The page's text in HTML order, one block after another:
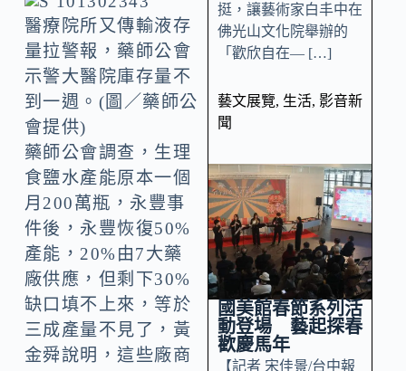
醫療院所又傳輸液存
量拉警報，藥師公會
示警大醫院庫存量不
到一週。(圖／藥師公
會提供)
藥師公會調查，生理
食鹽水產能原本一個
月200萬瓶，永豐事
件後，永豐恢復50%
產能，20%由7大藥
廠供應，但剩下30%
缺口填不上來，等於
三成產量不見了，黃
金舜說明，這些廠商
挺，讓藝術家白丰中在
佛光山文化院舉辦的
「歡欣自在— […]
藝文展覽, 生活, 影音新
聞
國美館春節系列活
動登場 藝起探春
歡慶馬年
【記者 宋佳景/台中報